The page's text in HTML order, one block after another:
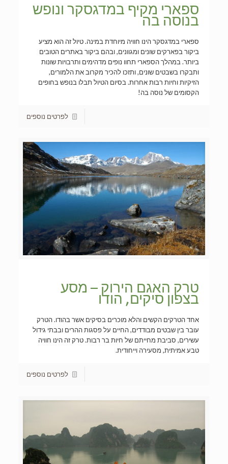
ספארי מקיף במדגסקר ונופש
בנוסה בה
ספארי במדגסקר הינו חוויה מיוחדת במינה. טיול זה הוא מציע
ביקור בפארקים שונים ומגוונים, ובהם ביקור באתרים הטובים
ביותר. במהלך הספארי תחוו נופים מדהימים ותרבויות שונות
ותבקרו בשבטים שונים, ותזכו להכיר מקרוב את הלמורים,
הזיקיות וחיות רבות אחרות. בסיום הטיול תבלו בנופש בחופים
הקסומים של נוסה בה!
לפרטים נוספים
טרק האגם הירוק – מסע
בצפון סיקים, הודו
אחד הטרקים הקשים והלא מוכרים בסיקים אשר בהודו. הטרק
עובר בין שבטים מבודדים, החיים על פסגות ההרים ובבתי גידול
עשירים, סביבת מחייתם של חיות בר רבות. טרק זה הינו חוויה
טבע אמיתית, מסעירה וייחודית.
לפרטים נוספים